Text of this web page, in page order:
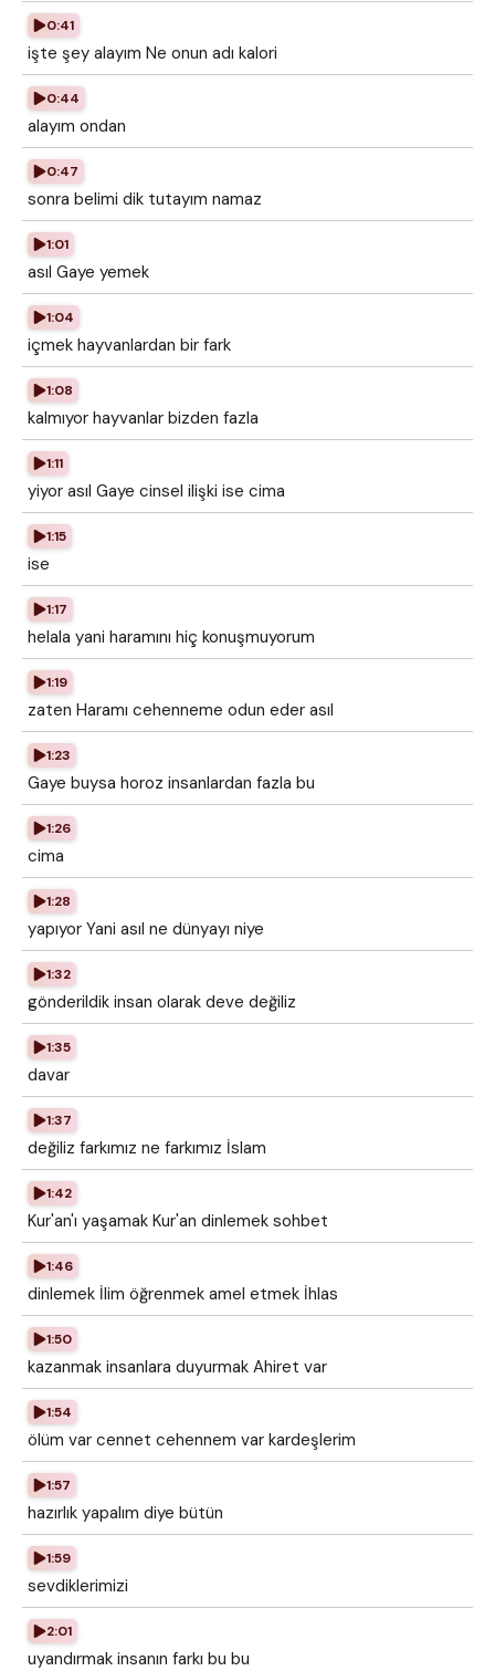
0:41
işte şey alayım Ne onun adı kalori
0:44
alayım ondan
0:47
sonra belimi dik tutayım namaz
1:01
asıl Gaye yemek
1:04
içmek hayvanlardan bir fark
1:08
kalmıyor hayvanlar bizden fazla
1:11
yiyor asıl Gaye cinsel ilişki ise cima
1:15
ise
1:17
helala yani haramını hiç konuşmuyorum
1:19
zaten Haramı cehenneme odun eder asıl
1:23
Gaye buysa horoz insanlardan fazla bu
1:26
cima
1:28
yapıyor Yani asıl ne dünyayı niye
1:32
gönderildik insan olarak deve değiliz
1:35
davar
1:37
değiliz farkımız ne farkımız İslam
1:42
Kur'an'ı yaşamak Kur'an dinlemek sohbet
1:46
dinlemek İlim öğrenmek amel etmek İhlas
1:50
kazanmak insanlara duyurmak Ahiret var
1:54
ölüm var cennet cehennem var kardeşlerim
1:57
hazırlık yapalım diye bütün
1:59
sevdiklerimizi
2:01
uyandırmak insanın farkı bu bu